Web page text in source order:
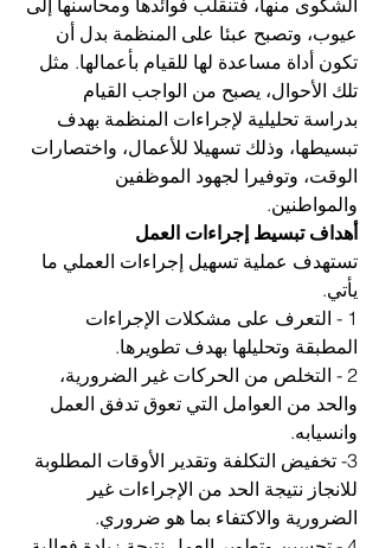
عيوب، وتصبح عبئا على المنظمة بدل أن
تكون أداة مساعدة لها للقيام بأعمالها. مثل
تلك الأحوال، يصبح من الواجب القيام
بدراسة تحليلية لإجراءات المنظمة بهدف
تبسيطها، وذلك تسهيلا للأعمال، واختصارات
الوقت، وتوفيرا لجهود الموظفين
والمواطنين.
أهداف تبسيط إجراءات العمل
تستهدف عملية تسهيل إجراءات العملي ما
يأتي.
1 - التعرف على مشكلات الإجراءات
المطبقة وتحليلها بهدف تطويرها.
2 - التخلص من الحركات غير الضرورية،
والحد من العوامل التي تعوق تدفق العمل
وانسيابه.
3- تخفيض التكلفة وتقدير الأوقات المطلوبة
للانجاز نتيجة الحد من الإجراءات غير
الضرورية والاكتفاء بما هو ضروري.